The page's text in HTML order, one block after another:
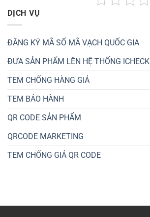
DỊCH VỤ
ĐĂNG KÝ MÃ SỐ MÃ VẠCH QUỐC GIA
ĐƯA SẢN PHẨM LÊN HỆ THỐNG ICHECK
TEM CHỐNG HÀNG GIẢ
TEM BẢO HÀNH
QR CODE SẢN PHẨM
QRCODE MARKETING
TEM CHỐNG GIẢ QR CODE